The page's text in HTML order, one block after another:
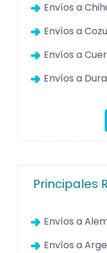
Envíos a
Envíos a
Envíos a
Envíos a
Principales
Envíos a
Envíos a